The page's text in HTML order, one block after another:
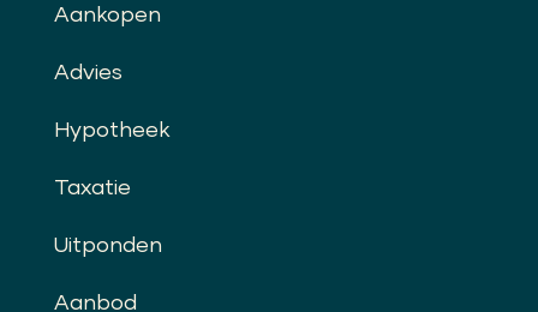
Aankopen
Advies
Hypotheek
Taxatie
Uitponden
Aanbod